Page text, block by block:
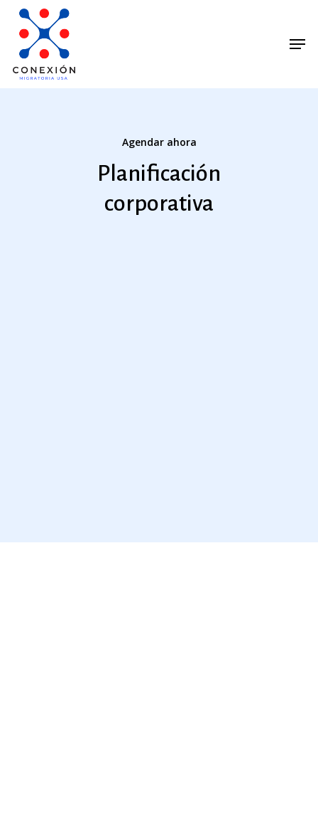
Skip
main
content
Agendar ahora
Planificación
corporativa